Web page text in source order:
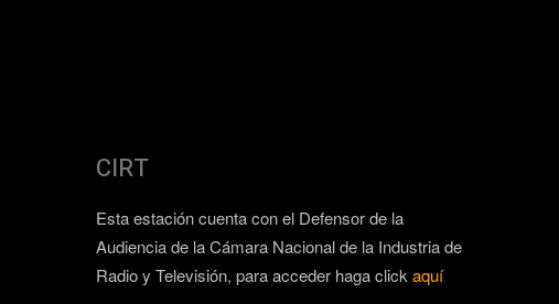
CIRT
Esta estación cuenta con el Defensor de la
Audiencia de la Cámara Nacional de la Industria de
Radio y Televisión, para acceder haga click aquí